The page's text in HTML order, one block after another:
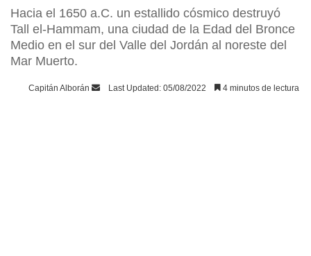
Hacia el 1650 a.C. un estallido cósmico destruyó
Tall el-Hammam, una ciudad de la Edad del Bronce
Medio en el sur del Valle del Jordán al noreste del
Mar Muerto.
Capitán Alborán
SendLast Updated: 05/08/2022 4 minutos de lectura